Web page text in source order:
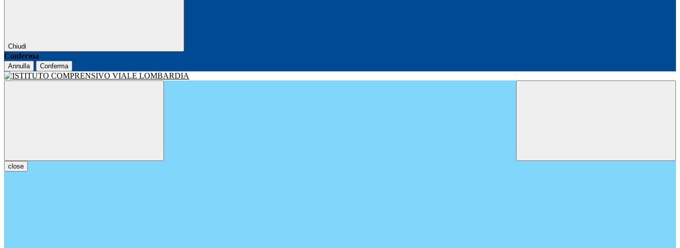
Chiudi
Conferma
Annulla Conferma
close